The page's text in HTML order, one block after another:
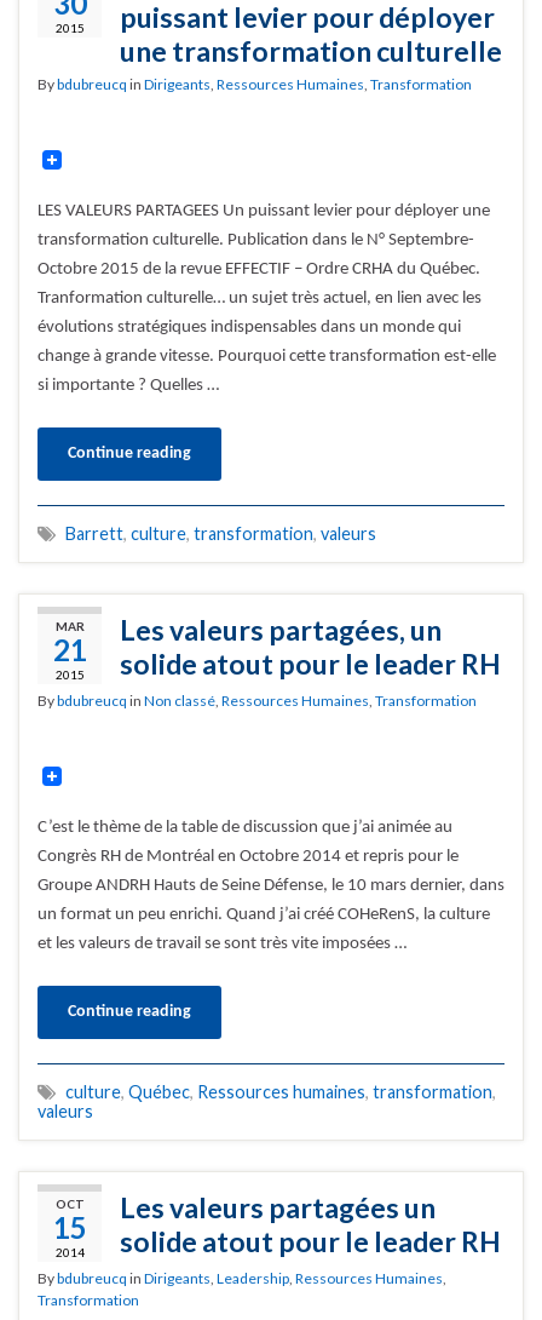
2015
puissant levier pour déployer
une transformation culturelle
Bybdubreucq in Dirigeants Ressources Humaines Transformation
LES VALEURS PARTAGEES Un puissant levier pour déployer une
transformation culturelle. Publication dans le N° Septembre-
Octobre 2015 de la revue EFFECTIF – Ordre CRHA du Québec.
Tranformation culturelle… un sujet très actuel, en lien avec les
évolutions stratégiques indispensables dans un monde qui
change à grande vitesse. Pourquoi cette transformation est-elle
si importante ? Quelles …
Continue reading
Barrett, culture, transformation, valeurs
MAR
21
2015
Les valeurs partagées, un
solide atout pour le leader RH
Bybdubreucq in Non classé Ressources Humaines Transformation
C’est le thème de la table de discussion que j’ai animée au
Congrès RH de Montréal en Octobre 2014 et repris pour le
Groupe ANDRH Hauts de Seine Défense, le 10 mars dernier, dans
un format un peu enrichi. Quand j’ai créé COHeRenS, la culture
et les valeurs de travail se sont très vite imposées …
Continue reading
culture, Québec, Ressources humaines, transformation,
valeurs
OCT
15
2014
Les valeurs partagées un
solide atout pour le leader RH
Bybdubreucq in Dirigeants Leadership Ressources Humaines
Transformation